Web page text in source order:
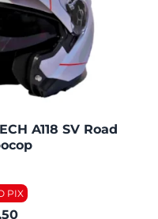
A118 SV Road